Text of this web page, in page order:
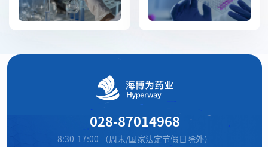
028-87014968
8:30-17:00 （周末/国家法定节假日除外）